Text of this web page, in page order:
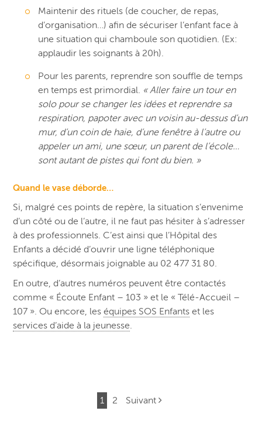
Maintenir des rituels (de coucher, de repas,
d’organisation…) afin de sécuriser l’enfant face à
une situation qui chamboule son quotidien. (Ex:
applaudir les soignants à 20h).
Pour les parents, reprendre son souffle de temps
en temps est primordial. « Aller faire un tour en
solo pour se changer les idées et reprendre sa
respiration, papoter avec un voisin au-dessus d’un
mur, d’un coin de haie, d’une fenêtre à l’autre ou
appeler un ami, une sœur, un parent de l’école…
sont autant de pistes qui font du bien. »
Quand le vase déborde…
Si, malgré ces points de repère, la situation s’envenime
d’un côté ou de l’autre, il ne faut pas hésiter à s’adresser
à des professionnels. C’est ainsi que l’Hôpital des
Enfants a décidé d’ouvrir une ligne téléphonique
spécifique, désormais joignable au 02 477 31 80.
En outre, d’autres numéros peuvent être contactés
comme « Écoute Enfant – 103 » et le « Télé-Accueil –
107 ». Ou encore, leséquipes SOS Enfants et les
services d’aide à la jeunesse.
1 2 Suivant